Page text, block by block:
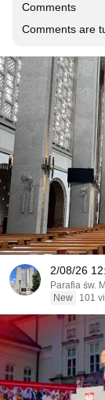
Comments
Comments are
2/08/26
Parafia św.
New
101